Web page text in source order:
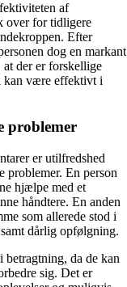
af
over for tidligere
Efter
dog en markant
der er forskellige
kan være effektivt i
problemer
er utilfredshed
problemer. En person
hjælpe med et
håndtere. En anden
som allerede stod i
dårlig opfølgning.
betragtning, da de kan
sig. Det er